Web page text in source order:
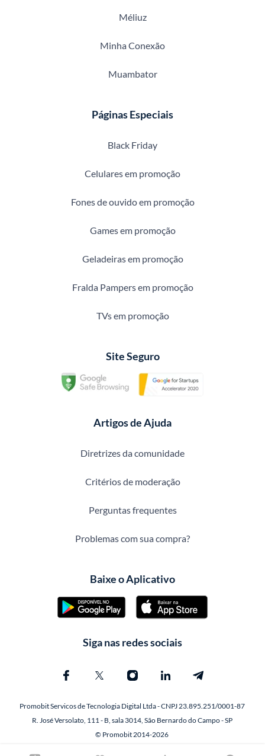
Méliuz
Minha Conexão
Muambator
Páginas Especiais
Black Friday
Celulares em promoção
Fones de ouvido em promoção
Games em promoção
Geladeiras em promoção
Fralda Pampers em promoção
TVs em promoção
Site Seguro
Artigos de Ajuda
Diretrizes da comunidade
Critérios de moderação
Perguntas frequentes
Problemas com sua compra?
Baixe o Aplicativo
Siga nas redes sociais
Promobit Servicos de Tecnologia Digital Ltda - CNPJ 23.895.251/0001-87
R. José Versolato, 111 - B, sala 3014, São Bernardo do Campo - SP
© Promobit 2014-2026